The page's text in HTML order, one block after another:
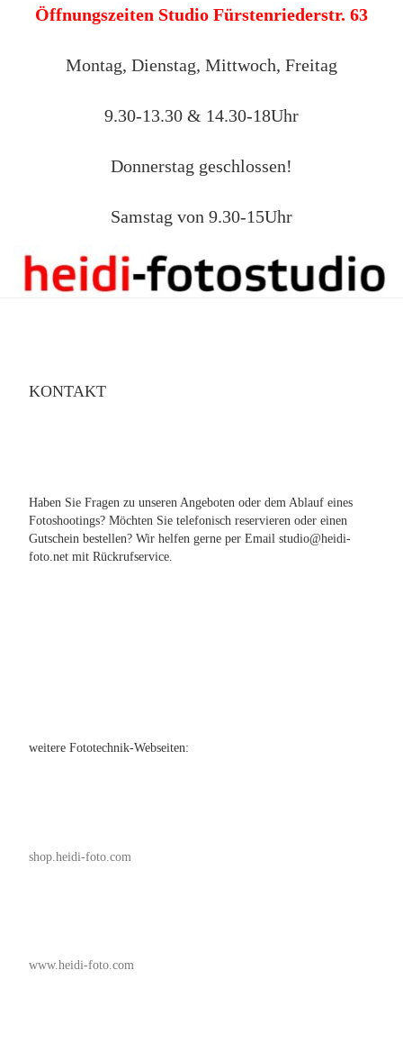
Öffnungszeiten Studio Fürstenriederstr. 63
Montag, Dienstag, Mittwoch, Freitag
9.30-13.30 & 14.30-18Uhr
Donnerstag geschlossen!
Samstag von 9.30-15Uhr
KONTAKT
Haben Sie Fragen zu unseren Angeboten oder dem Ablauf eines
Fotoshootings? Möchten Sie telefonisch reservieren oder einen
Gutschein bestellen? Wir helfen gerne per Email studio@heidi-
foto.net mit Rückrufservice.
weitere Fototechnik-Webseiten:
shop.heidi-foto.com
www.heidi-foto.com